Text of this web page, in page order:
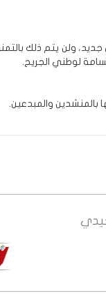
ولن يتم ذلك
لوطني الجريح.
والمبدعين.